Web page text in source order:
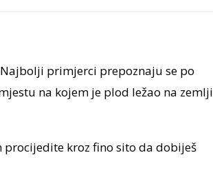
primjerci prepoznaju se po
na kojem je plod ležao na zemlji
kroz fino sito da dobiješ